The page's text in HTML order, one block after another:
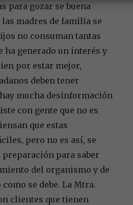
para gozar se buena
madres de familia se
no consuman tantas
ha generado un interés y
por estar mejor,
deben tener
mucha desinformación
con gente que no es
que estas
pero no es así, se
para saber
del organismo y de
se debe. La Mtra.
clientes que tienen